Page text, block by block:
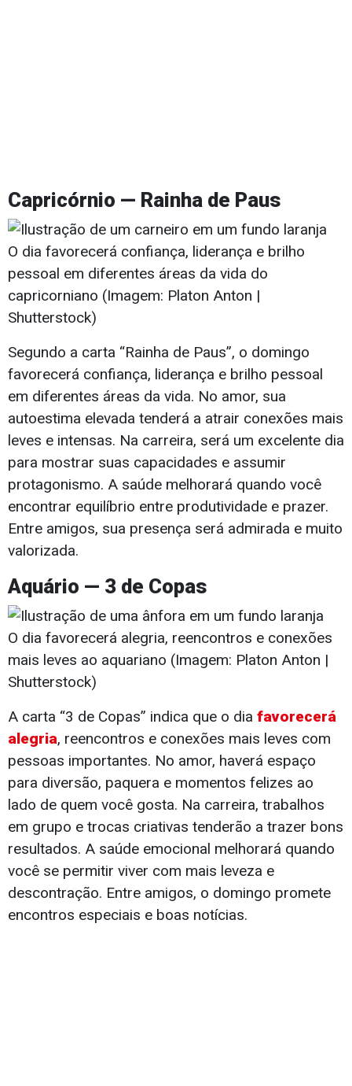
Capricórnio — Rainha de Paus
O dia favorecerá confiança, liderança e brilho
pessoal em diferentes áreas da vida do
capricorniano (Imagem: Platon Anton |
Shutterstock)
Segundo a carta “Rainha de Paus”, o domingo
favorecerá confiança, liderança e brilho pessoal
em diferentes áreas da vida. No amor, sua
autoestima elevada tenderá a atrair conexões mais
leves e intensas. Na carreira, será um excelente dia
para mostrar suas capacidades e assumir
protagonismo. A saúde melhorará quando você
encontrar equilíbrio entre produtividade e prazer.
Entre amigos, sua presença será admirada e muito
valorizada.
Aquário — 3 de Copas
O dia favorecerá alegria, reencontros e conexões
mais leves ao aquariano (Imagem: Platon Anton |
Shutterstock)
A carta “3 de Copas” indica que o dia favorecerá
alegria, reencontros e conexões mais leves com
pessoas importantes. No amor, haverá espaço
para diversão, paquera e momentos felizes ao
lado de quem você gosta. Na carreira, trabalhos
em grupo e trocas criativas tenderão a trazer bons
resultados. A saúde emocional melhorará quando
você se permitir viver com mais leveza e
descontração. Entre amigos, o domingo promete
encontros especiais e boas notícias.